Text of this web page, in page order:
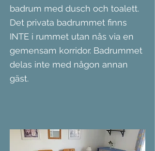
badrum med dusch och toalett.
Det privata badrummet finns
INTE i rummet utan nås via en
gemensam korridor. Badrummet
delas inte med någon annan
gäst.